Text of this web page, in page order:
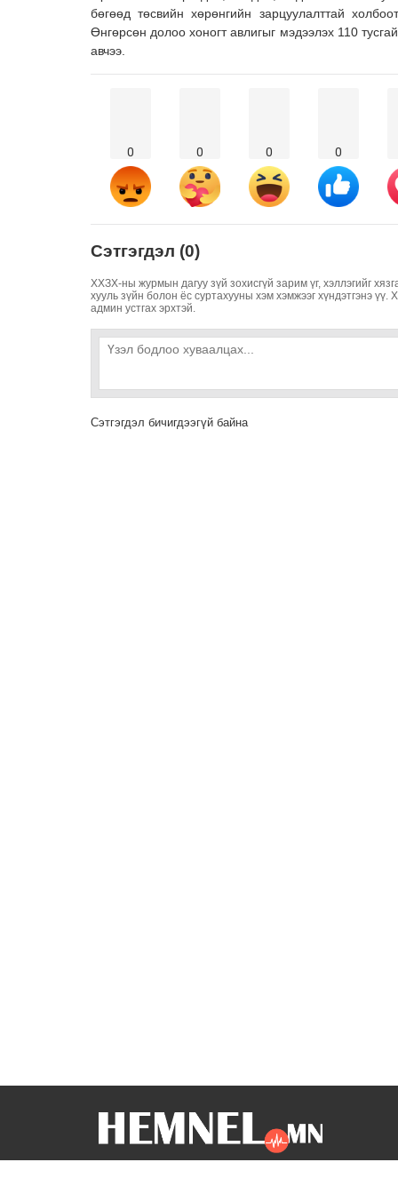
бөгөөд төсвийн хөрөнгийн зарцуулалттай
Өнгөрсөн долоо хоногт авлигыг мэдээлэх 110
авчээ.
0 0 0 0
Сэтгэгдэл (0)
ХХЗХ-ны журмын дагуу зүй зохисгүй зарим үг, хэллэгийг
хууль зүйн болон ёс суртахууны хэм хэмжээг хүндэтгэнэ үү.
админ устгах эрхтэй.
Сэтгэгдэл бичигдээгүй байна